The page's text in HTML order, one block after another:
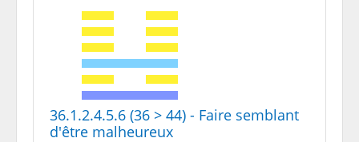
36.1.2.4.5.6 (36 > 44) - Faire semblant
d'être malheureux